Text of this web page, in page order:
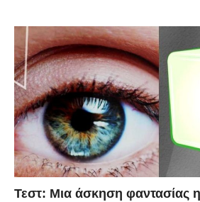
Τεστ: Μια άσκηση φαντασίας